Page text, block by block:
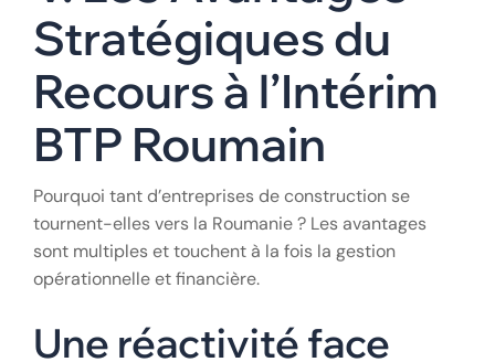
Suivi de
mission
Intermédiaire pour la
communication et le management
sur site.
V. Les Avantages
Stratégiques du
Recours à l’Intérim
BTP Roumain